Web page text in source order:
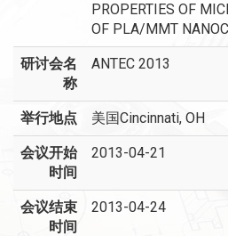
PROPERTIES OF
OF PLA/MMT
研讨会名
称
ANTEC 2013
举行地点 美国Cincinnati, OH
会议开始
时间
2013-04-21
会议结束
时间
2013-04-24